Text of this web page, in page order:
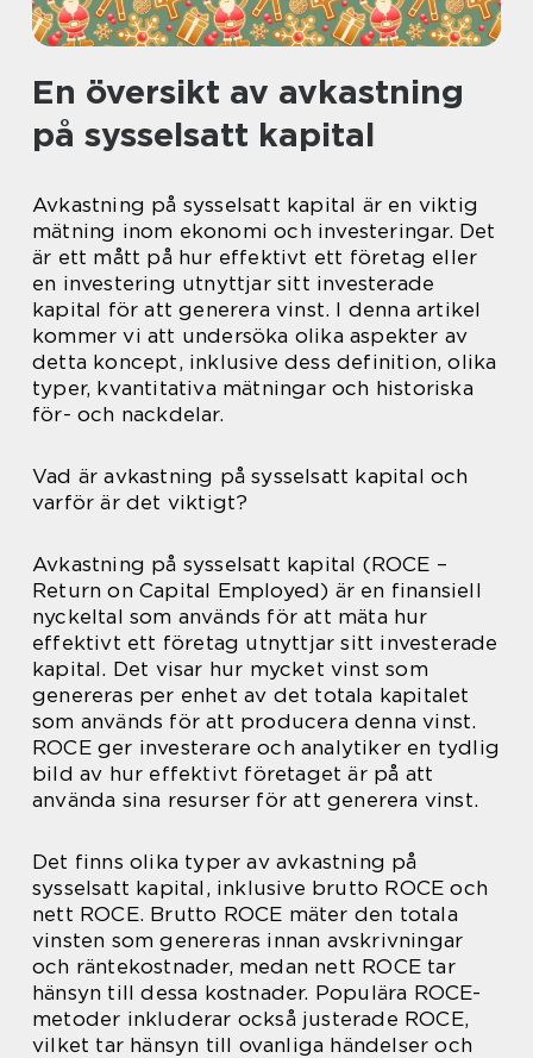
En översikt av avkastning
på sysselsatt kapital
Avkastning på sysselsatt kapital är en viktig
mätning inom ekonomi och investeringar. Det
är ett mått på hur effektivt ett företag eller
en investering utnyttjar sitt investerade
kapital för att generera vinst. I denna artikel
kommer vi att undersöka olika aspekter av
detta koncept, inklusive dess definition, olika
typer, kvantitativa mätningar och historiska
för- och nackdelar.
Vad är avkastning på sysselsatt kapital och
varför är det viktigt?
Avkastning på sysselsatt kapital (ROCE –
Return on Capital Employed) är en finansiell
nyckeltal som används för att mäta hur
effektivt ett företag utnyttjar sitt investerade
kapital. Det visar hur mycket vinst som
genereras per enhet av det totala kapitalet
som används för att producera denna vinst.
ROCE ger investerare och analytiker en tydlig
bild av hur effektivt företaget är på att
använda sina resurser för att generera vinst.
Det finns olika typer av avkastning på
sysselsatt kapital, inklusive brutto ROCE och
nett ROCE. Brutto ROCE mäter den totala
vinsten som genereras innan avskrivningar
och räntekostnader, medan nett ROCE tar
hänsyn till dessa kostnader. Populära ROCE-
metoder inkluderar också justerade ROCE,
vilket tar hänsyn till ovanliga händelser och